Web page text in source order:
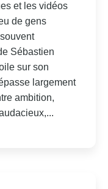
et les vidéos
de gens
Sébastien
sur son
largement
ambition,